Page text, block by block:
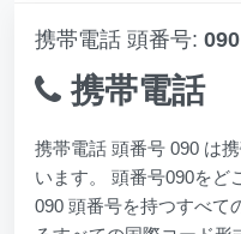
携帯電話 頭番号: 090
携帯電話
携帯電話 頭番号 090 は
います。 頭番号090をど
090 頭番号を持つすべて